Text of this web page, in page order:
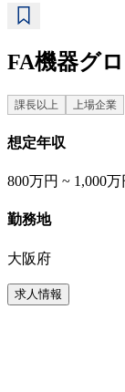
FA機器グ
課長以上 上場企業
想定年収
800万円 ~ 1,000万
勤務地
大阪府
求人情報